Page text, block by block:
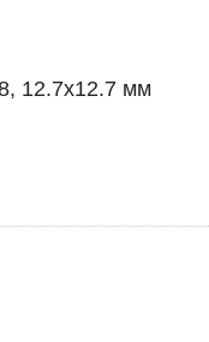
12.7x12.7 мм